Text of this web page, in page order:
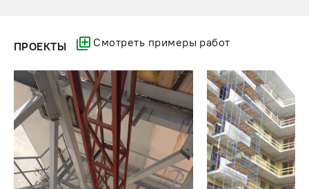
ПРОЕКТЫ Смотреть примеры работ